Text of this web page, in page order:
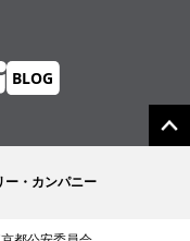
ー・カンパニー